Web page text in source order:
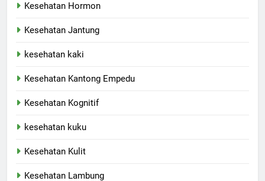
Kesehatan Hormon
Kesehatan Jantung
kesehatan kaki
Kesehatan Kantong Empedu
Kesehatan Kognitif
kesehatan kuku
Kesehatan Kulit
Kesehatan Lambung